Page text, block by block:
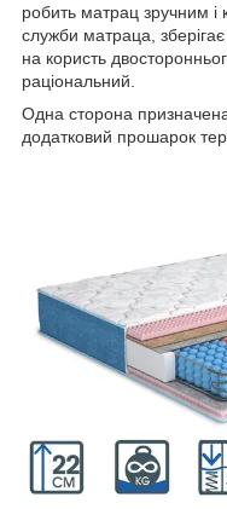
робить матрац зручним
служби матраца,
на користь
раціональний.
Одна сторона
додатковий прошарок